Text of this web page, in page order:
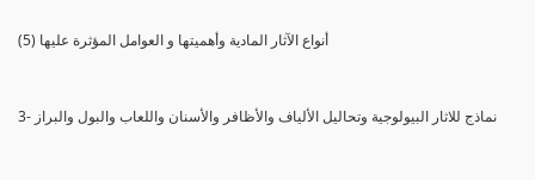
(5) أنواع الآثار المادية وأهميتها و العوامل المؤثرة عليها
3- نماذج للاثار البيولوجية وتحاليل الألياف والأظافر والأسنان واللعاب والبول والبراز